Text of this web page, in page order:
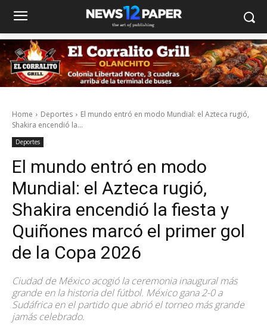
Home Deportes
El mundo entró en modo Mundial: el Azteca rugió,
Shakira encendió la...
Deportes
El mundo entró en modo
Mundial: el Azteca rugió,
Shakira encendió la fiesta y
Quiñones marcó el primer gol
de la Copa 2026
Ciudad de México acogió la ceremonia inaugural más
grande en la historia del fútbol. México gana 2-0 a
Sudáfrica en el partido que abrió el torneo más grande
jamás celebrado.